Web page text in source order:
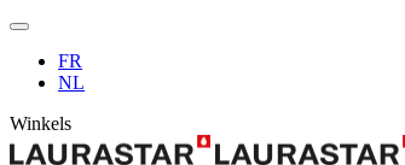
FR
NL
Winkels